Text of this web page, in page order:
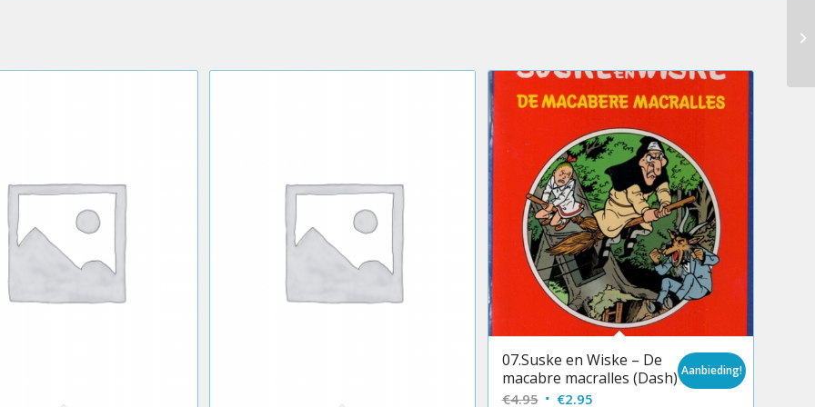
07.Suske en Wiske – De
macabre macralles (Dash)
€4.95 Oorspronkelijke
€2.95Huidige
Aanbieding!